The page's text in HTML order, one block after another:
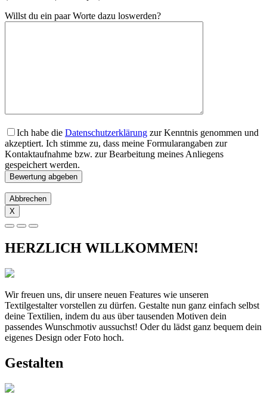
Willst du ein paar Worte dazu loswerden?
Ich habe die Datenschutzerklärung zur Kenntnis genommen und
akzeptiert. Ich stimme zu, dass meine Formularangaben zur
Kontaktaufnahme bzw. zur Bearbeitung meines Anliegens
gespeichert werden.
Abbrechen
X
HERZLICH WILLKOMMEN!
Wir freuen uns, dir unsere neuen Features wie unseren
Textilgestalter vorstellen zu dürfen. Gestalte nun ganz einfach selbst
deine Textilien, indem du aus über tausenden Motiven dein
passendes Wunschmotiv aussuchst! Oder du lädst ganz bequem dein
eigenes Design oder Foto hoch.
Gestalten